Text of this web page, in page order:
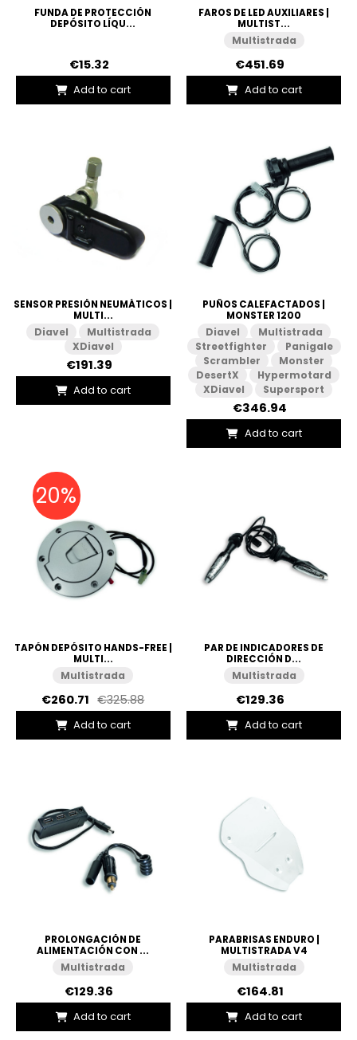
FUNDA DE PROTECCIÓN
DEPÓSITO LÍQU...
€15.32
Add to cart
FAROS DE LED AUXILIARES |
MULTIST...
Multistrada
€451.69
Add to cart
SENSOR PRESIÓN NEUMÁTICOS |
MULTI...
Diavel
Multistrada
XDiavel
€191.39
Add to cart
PUÑOS CALEFACTADOS |
MONSTER 1200
Diavel
Multistrada
Streetfighter
Panigale
Scrambler
Monster
DesertX
Hypermotard
XDiavel
Supersport
€346.94
Add to cart
TAPÓN DEPÓSITO HANDS-FREE |
MULTI...
Multistrada
€260.71 €325.88
Add to cart
20%
PAR DE INDICADORES DE
DIRECCIÓN D...
Multistrada
€129.36
Add to cart
PROLONGACIÓN DE
ALIMENTACIÓN CON ...
Multistrada
€129.36
Add to cart
PARABRISAS ENDURO |
MULTISTRADA V4
Multistrada
€164.81
Add to cart